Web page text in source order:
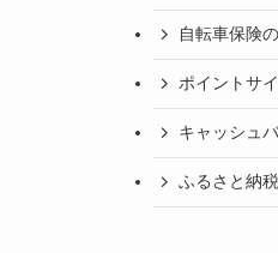
自転車保険
ポイントサ
キャッシュ
ふるさと納